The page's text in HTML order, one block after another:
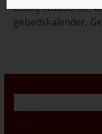
GeloofNuusbrief,
gebedskalender,